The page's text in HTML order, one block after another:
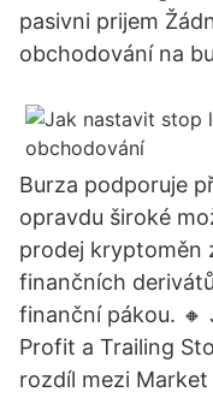
pasivni prijem
obchodování na
Burza podporuje
opravdu široké
prodej kryptoměn
finančních
finanční pákou. 🔸️
Profit a Trailing
rozdíl mezi